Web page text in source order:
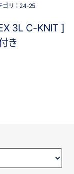
ゴリ： 24-25
3L C-KNIT ]
き